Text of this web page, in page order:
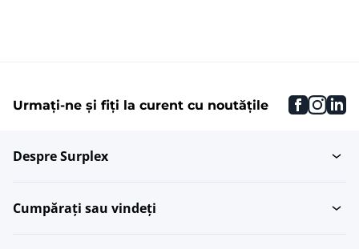
Urmați-ne și fiți la curent cu noutățile
Despre Surplex
Cumpărați sau vindeți